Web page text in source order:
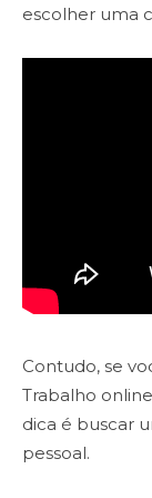
escolher uma
Contudo, se
Trabalho
dica é buscar
pessoal.